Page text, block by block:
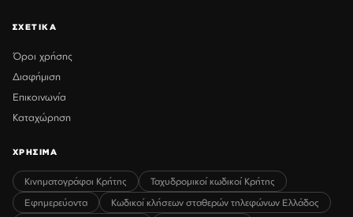
ΣΧΕΤΙΚΑ
Όροι χρήσης
Διαφήμιση
Επικοινωνία
Καταχώρηση
ΧΡΗΣΙΜΑ
Κινηματογράφοι Κρήτης
Ταχυδρομικοί κωδικοί Κρήτης
Εφημερεύοντα
Κωδικοί κλήσεων σταθερών τηλεφώνων Ελλάδος